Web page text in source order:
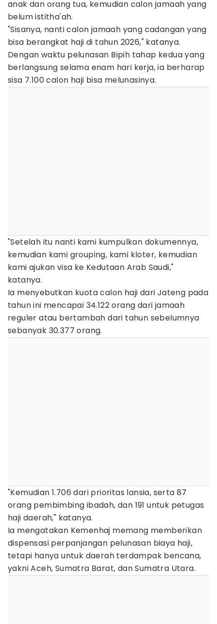
anak dan orang tua, kemudian calon jamaah yang
belum istitha'ah.
"Sisanya, nanti calon jamaah yang cadangan yang
bisa berangkat haji di tahun 2026," katanya.
Dengan waktu pelunasan Bipih tahap kedua yang
berlangsung selama enam hari kerja, ia berharap
sisa 7.100 calon haji bisa melunasinya.
"Setelah itu nanti kami kumpulkan dokumennya,
kemudian kami grouping, kami kloter, kemudian
kami ajukan visa ke Kedutaan Arab Saudi,"
katanya.
Ia menyebutkan kuota calon haji dari Jateng pada
tahun ini mencapai 34.122 orang dari jamaah
reguler atau bertambah dari tahun sebelumnya
sebanyak 30.377 orang.
"Kemudian 1.706 dari prioritas lansia, serta 87
orang pembimbing ibadah, dan 191 untuk petugas
haji daerah," katanya.
Ia mengatakan Kemenhaj memang memberikan
dispensasi perpanjangan pelunasan biaya haji,
tetapi hanya untuk daerah terdampak bencana,
yakni Aceh, Sumatra Barat, dan Sumatra Utara.